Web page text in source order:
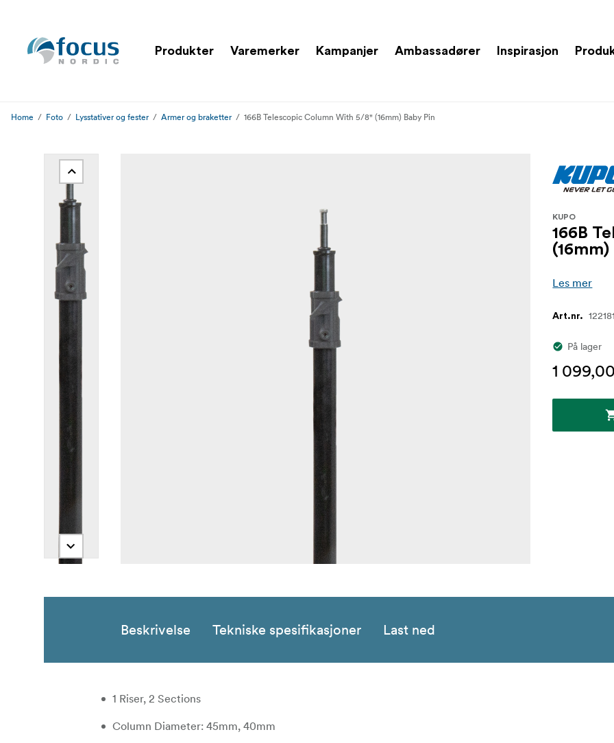
Produkter Varemerker Kampanjer Ambassadører Inspirasjon
Home Foto Lysstativer og fester Armer og braketter 166B Telescopic Column With 5/8" (16mm) Baby Pin
KUPO
166B
(16mm)
Les mer
Art.nr. 122181
På lager
1
Beskrivelse Tekniske spesifikasjoner Last ned
1 Riser, 2 Sections
Column Diameter: 45mm, 40mm